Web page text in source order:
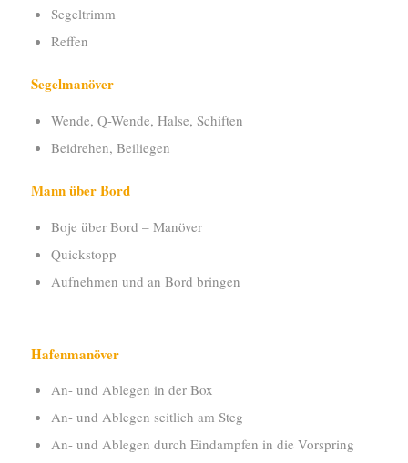
Segeltrimm
Reffen
Segelmanöver
Wende, Q-Wende, Halse, Schiften
Beidrehen, Beiliegen
Mann über Bord
Boje über Bord – Manöver
Quickstopp
Aufnehmen und an Bord bringen
Hafenmanöver
An- und Ablegen in der Box
An- und Ablegen seitlich am Steg
An- und Ablegen durch Eindampfen in die Vorspring